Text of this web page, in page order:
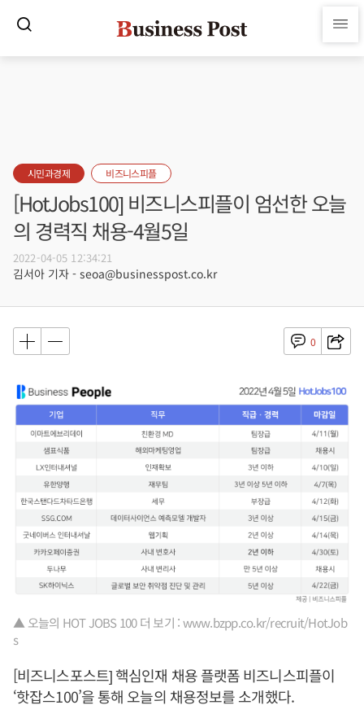
시민과경제 비즈니스피플
[HotJobs100] 비즈니스피플이 엄선한 오늘
의 경력직 채용-4월5일
2022-04-05 12:34:21
김서아 기자 - seoa@businesspost.co.kr
0
▲ 오늘의 HOT JOBS 100 더 보기 : www.bzpp.co.kr/recruit/HotJob
s
[비즈니스포스트] 핵심인재 채용 플랫폼 비즈니스피플이
‘핫잡스100’을 통해 오늘의 채용정보를 소개했다.